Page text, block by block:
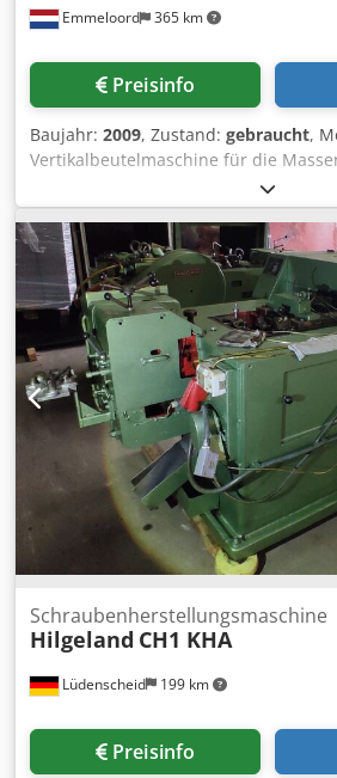
Emmeloord 365 km
Preisinfo
Baujahr: 2009, Zustand: gebraucht,
Vertikalbeutelmaschine für die
Lüdenscheid 199 km
Schraubenherstellungsmaschine
Hilgeland CH1 KHA
Preisinfo